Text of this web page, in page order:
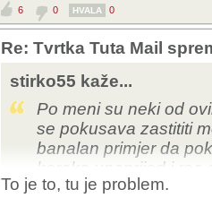
6 0 HVALA 0
Re: Tvrtka Tuta Mail
stirko55 kaže...
Po meni su neki od
se pokusava zastititi
banalan primjer da
koraka unaprijed i rec
zaustavi online
To je to, tu je problem.